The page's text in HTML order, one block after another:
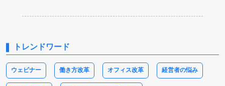
トレンドワード
ウェビナー 働き方改革 オフィス改革 経営者の悩み